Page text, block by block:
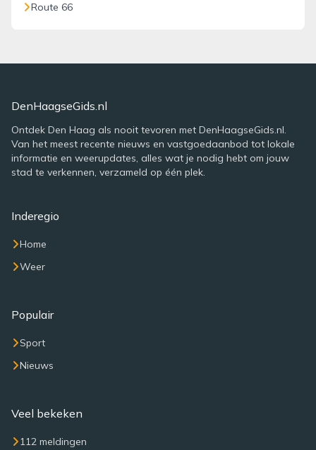
Route 66
DenHaagseGids.nl
Ontdek Den Haag als nooit tevoren met DenHaagseGids.nl.
Van het meest recente nieuws en vastgoedaanbod tot lokale
informatie en weerupdates, alles wat je nodig hebt om jouw
stad te verkennen, verzameld op één plek.
Inderegio
Home
Weer
Populair
Sport
Nieuws
Veel bekeken
112 meldingen